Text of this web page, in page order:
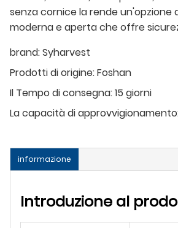
senza cornice la rende un'opzione
moderna e aperta che offre
brand:Syharvest
Prodotti di origine:Foshan
Il Tempo di consegna:15 giorni
La capacità di
informazione
Introduzione al